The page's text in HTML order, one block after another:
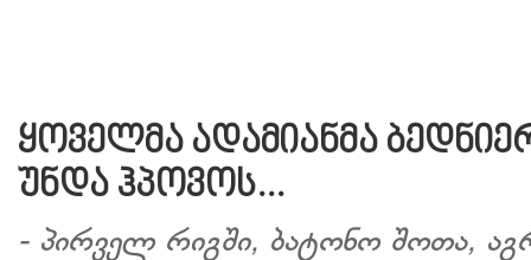
ყოველმა ადამიანმა
უნდა ჰპოვოს...
- პირველ რიგში, ბატონო შოთა,